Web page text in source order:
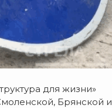
для жизни»
Брянской и